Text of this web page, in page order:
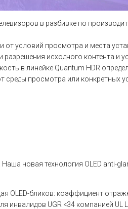
в разбивке по
от условий просмотра и места
исходного контента и
в линейке Quantum HDR
среды просмотра или конкретных
новая технология OLED anti-
OLED-бликов: коэффициент
UGR <34 компанией UL